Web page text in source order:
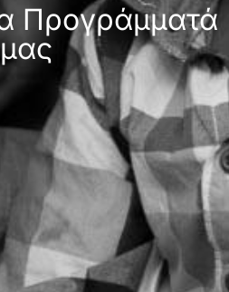
Προγράμματά
μας